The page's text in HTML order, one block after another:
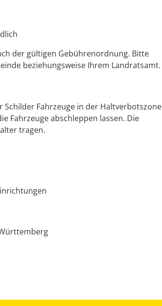
der gültigen Gebührenordnung. Bitte
beziehungsweise Ihrem Landratsamt.
Fahrzeuge in der Haltverbotszone
Fahrzeuge abschleppen lassen. Die
tragen.